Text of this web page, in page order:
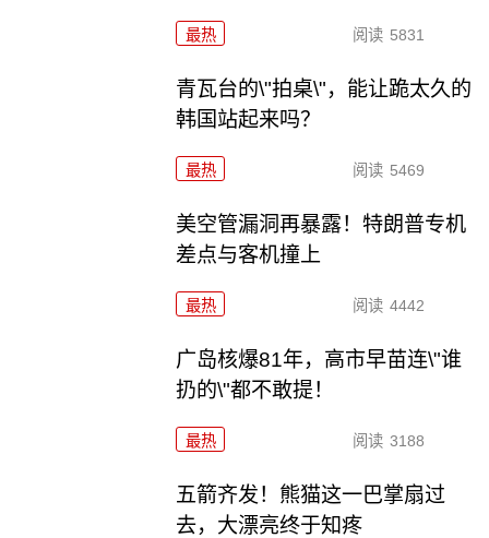
最热 阅读 5831
青瓦台的\"拍桌\"，能让跪太久的
韩国站起来吗？
最热 阅读 5469
美空管漏洞再暴露！特朗普专机
差点与客机撞上
最热 阅读 4442
广岛核爆81年，高市早苗连\"谁
扔的\"都不敢提！
最热 阅读 3188
五箭齐发！熊猫这一巴掌扇过
去，大漂亮终于知疼